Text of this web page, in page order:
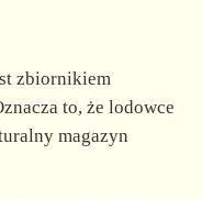
zbiornikiem
to, że lodowce
magazyn